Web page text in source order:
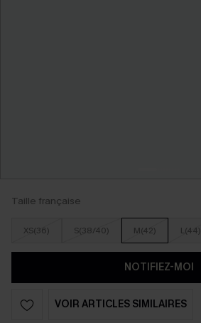
Taille française
XS(36) S(38/40) M(42) L(44)
NOTIFIEZ-MOI
VOIR ARTICLES SIMILAIRES